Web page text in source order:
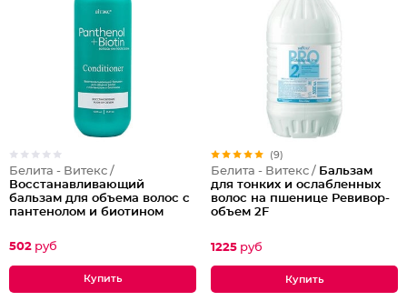
Белита - Витекс /
Восстанавливающий
бальзам для объема волос с
пантенолом и биотином
502 руб
(9)
Белита - Витекс / Бальзам
для тонких и ослабленных
волос на пшенице Ревивор-
объем 2F
1225 руб